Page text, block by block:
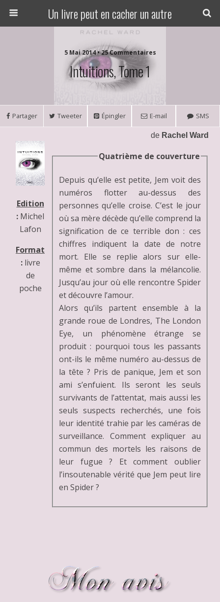
Un livre peut en cacher un autre
5 Mai 2014 • 25 Commentaires
Intuitions, Tome 1
Partager Tweeter Épingler E-mail SMS
Edition
: Michel
Lafon
Format
:livre
de
poche
de Rachel Ward
Quatrième de couverture
Depuis qu’elle est petite, Jem voit des
numéros flotter au-dessus des
personnes qu’elle croise. C’est le jour
où sa mère décède qu’elle comprend la
signification de ce terrible don : ces
chiffres indiquent la date de notre
mort. Elle se replie alors sur elle-
même et sombre dans la mélancolie.
Jusqu’au jour où elle rencontre Spider
et découvre l’amour.
Alors qu’ils partent ensemble à la
grande roue de Londres, The London
Eye, un phénomène étrange se
produit : pourquoi tous les passants
ont-ils le même numéro au-dessus de
la tête ? Pris de panique, Jem et son
ami s’enfuient. Ils seront les seuls
survivants de l’attentat, mais aussi les
seuls suspects recherchés, une fois
leur identité trahie par les caméras de
surveillance. Comment expliquer au
commun des mortels les raisons de
leur fugue ? Et comment oublier
l’insoutenable vérité que Jem peut lire
en Spider ?